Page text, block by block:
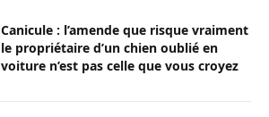
Canicule : l’amende que risque vraiment
le propriétaire d’un chien oublié en
voiture n’est pas celle que vous croyez